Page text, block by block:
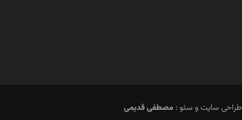
طراحی سایت و سئو : مصطفی قدیمی